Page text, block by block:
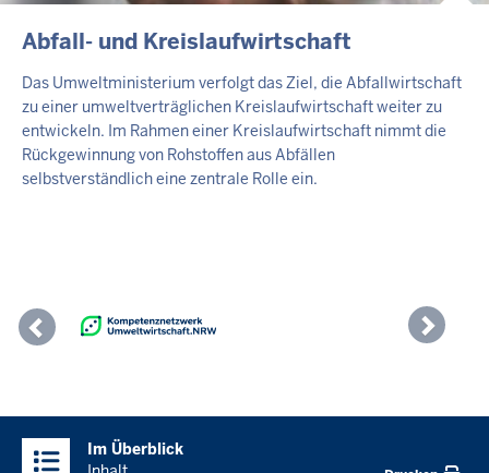
Abfall- und Kreislaufwirtschaft
Das Umweltministerium verfolgt das Ziel, die Abfallwirtschaft
zu einer umweltverträglichen Kreislaufwirtschaft weiter zu
entwickeln. Im Rahmen einer Kreislaufwirtschaft nimmt die
Rückgewinnung von Rohstoffen aus Abfällen
selbstverständlich eine zentrale Rolle ein.
Previous
Inhalte
Im Überblick